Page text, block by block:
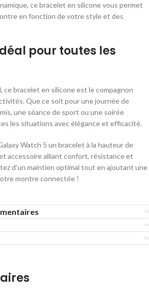
ce bracelet en silicone vous permet
en fonction de votre style et des
pour toutes les
bracelet en silicone est le compagnon
Que ce soit pour une journée de
une séance de sport ou une soirée
les situations avec élégance et efficacité.
Watch 5 un bracelet à la hauteur de
accessoire alliant confort, résistance et
d’un maintien optimal tout en ajoutant une
montre connectée !